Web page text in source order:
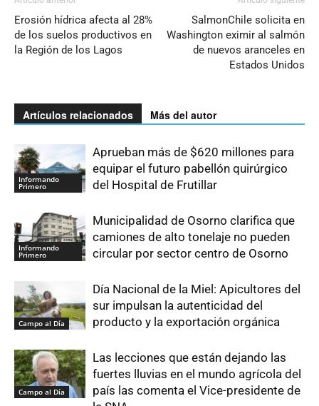
Erosión hídrica afecta al 28%
de los suelos productivos en
la Región de los Lagos
SalmonChile solicita en
Washington eximir al salmón
de nuevos aranceles en
Estados Unidos
Artículos relacionados Más del autor
Informando
Primero
Aprueban más de $620 millones para
equipar el futuro pabellón quirúrgico
del Hospital de Frutillar
Informando
Primero
Municipalidad de Osorno clarifica que
camiones de alto tonelaje no pueden
circular por sector centro de Osorno
Campo al Día
Día Nacional de la Miel: Apicultores del
sur impulsan la autenticidad del
producto y la exportación orgánica
Campo al Día
Las lecciones que están dejando las
fuertes lluvias en el mundo agrícola del
país las comenta el Vice-presidente de